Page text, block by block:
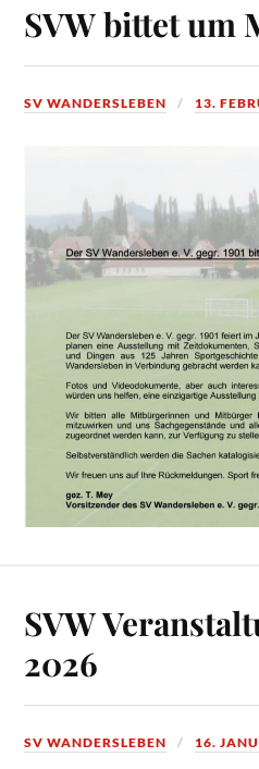
SVW bittet um
SV WANDERSLEBEN 13.
SVW
2026
SV WANDERSLEBEN 16.